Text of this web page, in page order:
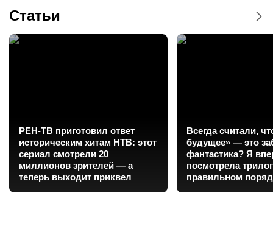
Статьи
РЕН-ТВ приготовил ответ
историческим хитам НТВ: этот
сериал смотрели 20
миллионов зрителей — а
теперь выходит приквел
Всегда считали,
будущее» — это
фантастика? Я
посмотрела
правильном